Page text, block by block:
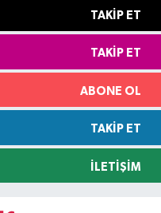
TAKIP ET
TAKIP ET
ABONE OL
TAKIP ET
İLETIŞIM